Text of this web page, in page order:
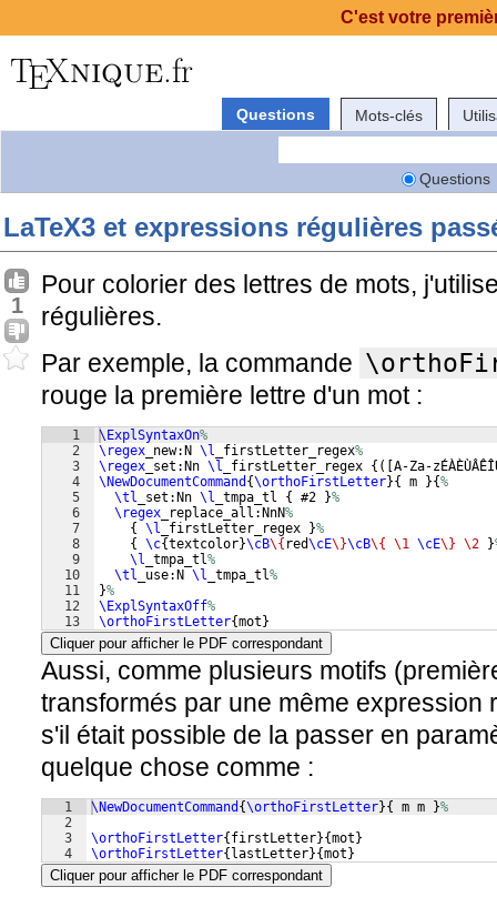
Questions Mots-clés
Questions
LaTeX3 et expressions régulières
1
Pour colorier des lettres de mots,
régulières.
Par exemple, la commande
rouge la première lettre d'un mot :
1
2
3
4
5
6
7
8
9
10
11
12
13
\ExplSyntaxOn%
\regex _new:N \l _firstLetter_regex%
\regex _set:Nn \l _firstLetter_regex {([ A-Za-
\NewDocumentCommand {\orthoFirstLetter}{ m }{%
\tl _set:Nn \l _tmpa_tl { #2 }%
\regex _replace_all:NnN%
{
\l _firstLetter_regex }%
{
\c{textcolor}\cB\{ red\cE\}\cB\{ \1 \cE\} \2 }
\l _tmpa_tl%
\tl _use:N \l _tmpa_tl%
}%
\ExplSyntaxOff%
\orthoFirstLetter{mot }
Cliquer pour afficher le PDF correspondant
Aussi, comme plusieurs motifs
transformés par une même expression
s'il était possible de la passer en
quelque chose comme :
1
2
3
4
\NewDocumentCommand {\orthoFirstLetter}{ m m }%
\orthoFirstLetter{ firstLetter}{mot }
\orthoFirstLetter{ lastLetter}{mot }
Cliquer pour afficher le PDF correspondant
C'est votre